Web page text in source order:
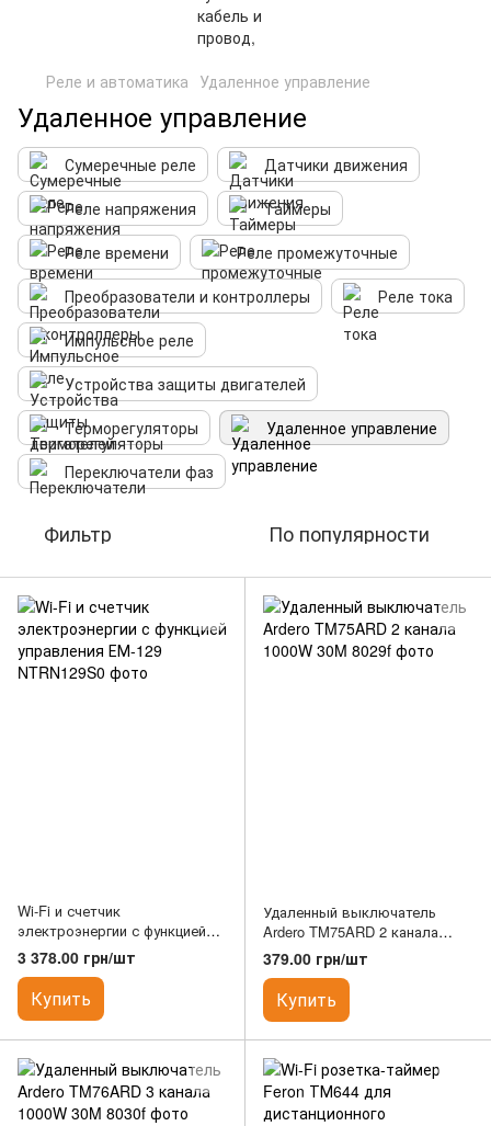
Реле и автоматика Удаленное управление
Удаленное управление
Сумеречные реле
Датчики движения
Реле напряжения
Таймеры
Реле времени
Реле промежуточные
Преобразователи и контроллеры
Реле тока
Импульсное реле
Устройства защиты двигателей
Терморегуляторы
Удаленное управление
Переключатели фаз
Фильтр По популярности
Wi-Fi и счетчик
электроэнергии с функцией
управления ЕМ-129
3 378.00 грн/шт
Купить
Удаленный выключатель
Ardero TM75ARD 2 канала
1000W 30M
379.00 грн/шт
Купить